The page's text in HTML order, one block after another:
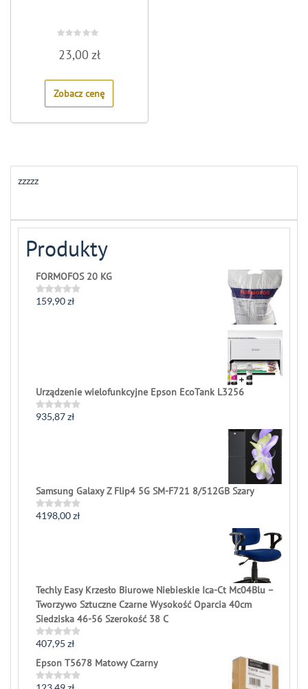
0
out
5
23,00 zł
Zobacz cenę
zzzzz
Produkty
FORMOFOS 20 KG
Rated
159,90zł
Urządzenie wielofunkcyjne Epson EcoTank L3256
Rated
935,87zł
Samsung Galaxy Z Flip4 5G SM-F721 8/512GB Szary
Rated
4198,00zł
Techly Easy Krzesło Biurowe Niebieskie Ica-Ct Mc04Blu –
Tworzywo Sztuczne Czarne Wysokość Oparcia 40cm
Siedziska 46-56 Szerokość 38 C
Rated
out
of
5
407,95 zł
Epson T5678 Matowy Czarny